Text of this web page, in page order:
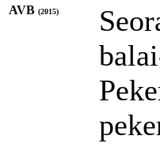
AVB (2015)